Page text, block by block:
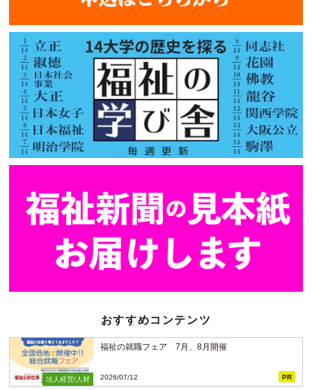
おすすめコンテンツ
法人経営/人材
福祉の就職フェア 7月、8月開催
2026/07/12 PR